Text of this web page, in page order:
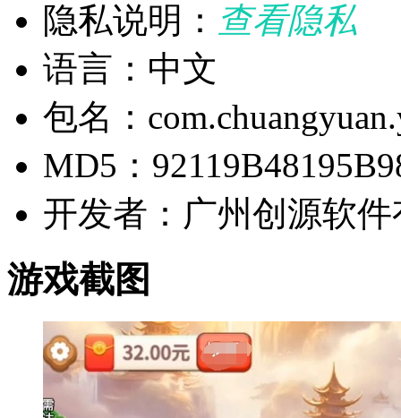
隐私说明： 查看隐私
语言：中文
包名：
MD5：
开发者：广州创源软
游戏截图